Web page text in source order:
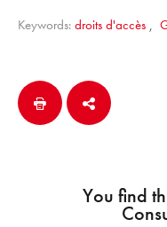
Keywords: droits d'accès ,
You find